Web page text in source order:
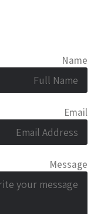
Name
Email
Message